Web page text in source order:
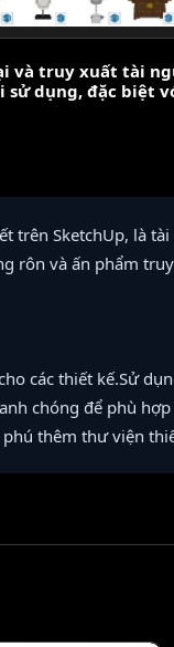
và truy xuất tài
dụng, đặc biệt
trên SketchUp, là
rôn và ấn phẩm
các thiết kế.Sử
chóng để phù
thêm thư viện